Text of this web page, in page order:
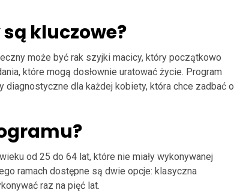
kluczowe?
może być rak szyjki macicy, który początkowo
które mogą dosłownie uratować życie. Program
dla każdej kobiety, która chce zadbać o
od 25 do 64 lat, które nie miały wykonywanej
ramach dostępne są dwie opcje: klasyczna
raz na pięć lat.